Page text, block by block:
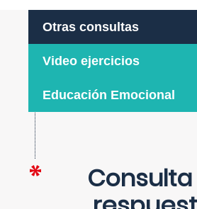
Otras consultas
Video ejercicios
Educación Emocional